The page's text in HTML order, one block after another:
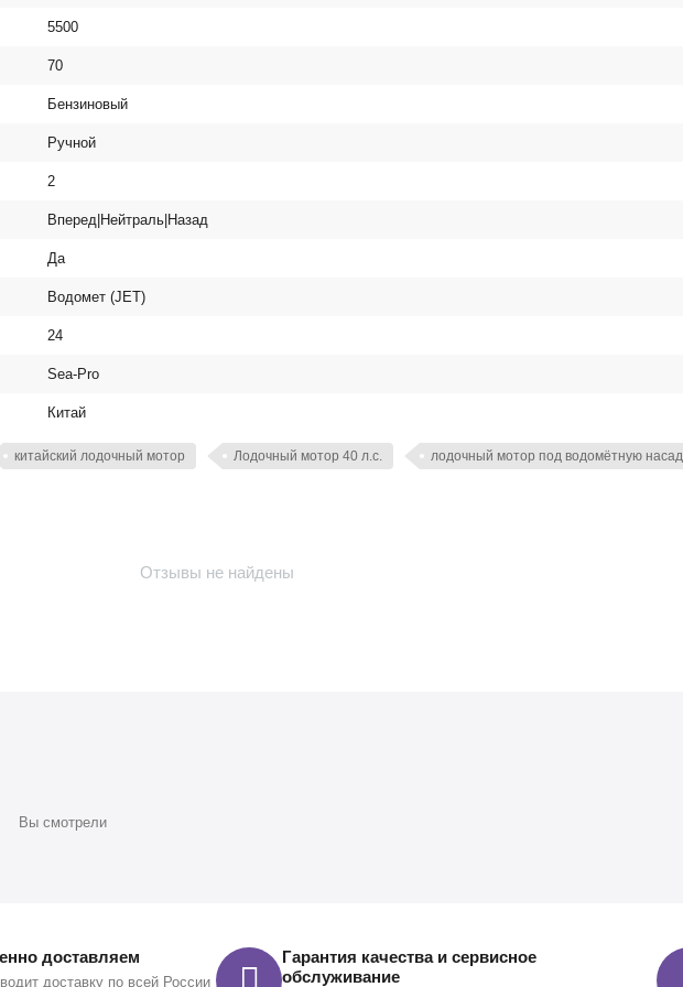
5500
70
Бензиновый
Ручной
2
Вперед|Нейтраль|Назад
Да
Водомет (JET)
24
Sea-Pro
Китай
китайский лодочный мотор Лодочный мотор 40 л.с. лодочный мотор под водомётную
Отзывы не найдены
Вы смотрели
доставляем
доставку по всей России
Гарантия качества и сервисное
обслуживание